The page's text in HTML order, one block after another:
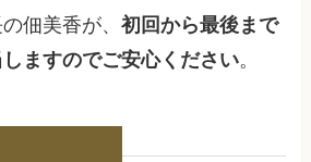
佃美香が、初回から最後まで
ますのでご安心ください。